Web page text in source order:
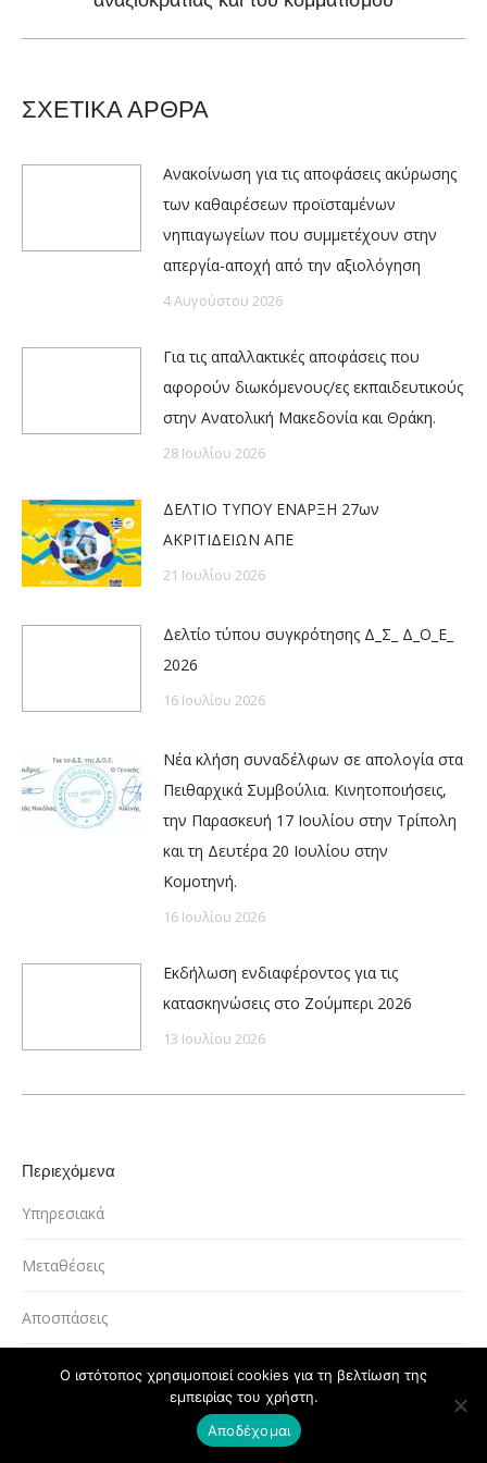
ΣΧΕΤΙΚΑ ΑΡΘΡΑ
Ανακοίνωση για τις αποφάσεις ακύρωσης
των καθαιρέσεων προϊσταμένων
νηπιαγωγείων που συμμετέχουν στην
απεργία-αποχή από την αξιολόγηση
4 Αυγούστου 2026
Για τις απαλλακτικές αποφάσεις που
αφορούν διωκόμενους/ες εκπαιδευτικούς
στην Ανατολική Μακεδονία και Θράκη.
28 Ιουλίου 2026
ΔΕΛΤΙΟ ΤΥΠΟΥ ΕΝΑΡΞΗ 27ων
ΑΚΡΙΤΙΔΕΙΩΝ ΑΠΕ
21 Ιουλίου 2026
Δελτίο τύπου συγκρότησης Δ_Σ_ Δ_Ο_Ε_
2026
16 Ιουλίου 2026
Νέα κλήση συναδέλφων σε απολογία στα
Πειθαρχικά Συμβούλια. Κινητοποιήσεις,
την Παρασκευή 17 Ιουλίου στην Τρίπολη
και τη Δευτέρα 20 Ιουλίου στην
Κομοτηνή.
16 Ιουλίου 2026
Εκδήλωση ενδιαφέροντος για τις
κατασκηνώσεις στο Ζούμπερι 2026
13 Ιουλίου 2026
Περιεχόμενα
Υπηρεσιακά
Μεταθέσεις
Αποσπάσεις
Διορισμοί
Ο ιστότοπος χρησιμοποιεί cookies για τη βελτίωση της
εμπειρίας του χρήστη.
Αποδέχομαι